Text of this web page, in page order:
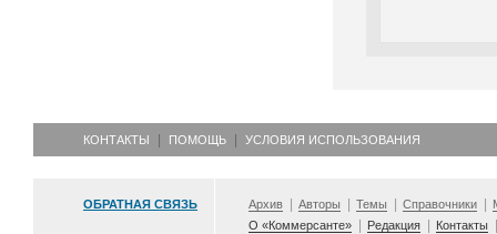
КОНТАКТЫ ПОМОЩЬ УСЛОВИЯ ИСПОЛЬЗОВАНИЯ
ОБРАТНАЯ СВЯЗЬ Архив Авторы Темы Справочники
О «Коммерсанте»
Редакция Контакты